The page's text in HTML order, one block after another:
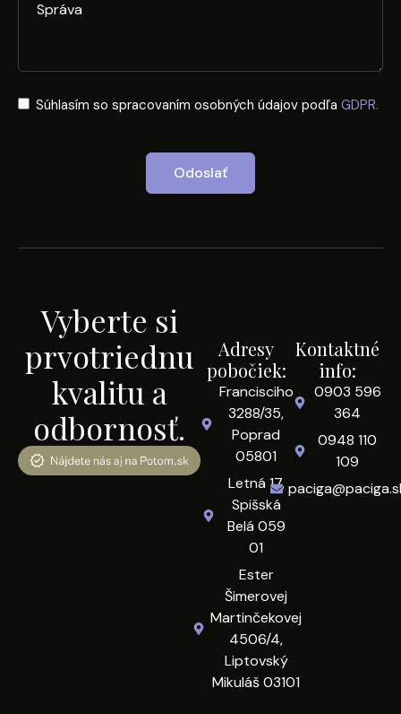
Súhlasím so spracovaním osobných údajov podľa GDPR.
Odoslať
Vyberte si
prvotriednu
kvalitu a
odbornosť.
Adresy
pobočiek:
Francisciho
3288/35,
Poprad
05801
Letná 17,
Spišská
Belá 059
01
Ester
Šimerovej
Martinčekovej
4506/4,
Liptovský
Mikuláš 03101
Kontaktné
info:
0903 596
364
0948 110
109